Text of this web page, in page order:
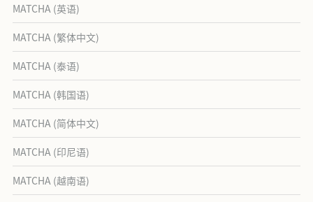
MATCHA (英语)
MATCHA (繁体中文)
MATCHA (泰语)
MATCHA (韩国语)
MATCHA (简体中文)
MATCHA (印尼语)
MATCHA (越南语)